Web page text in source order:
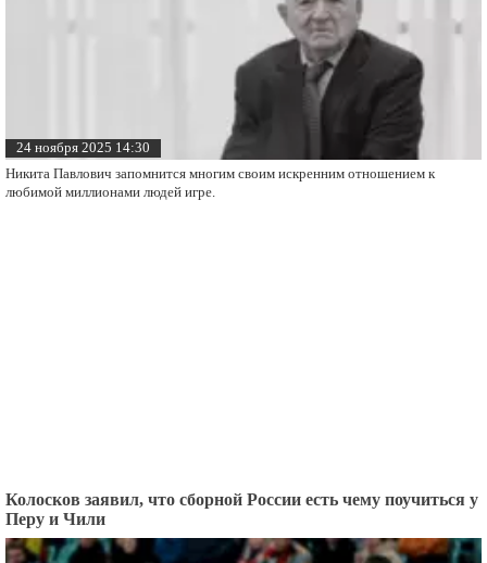
24 ноября 2025 14:30
Никита Павлович запомнится многим своим искренним отношением к
любимой миллионами людей игре.
Колосков заявил, что сборной России есть чему поучиться у
Перу и Чили